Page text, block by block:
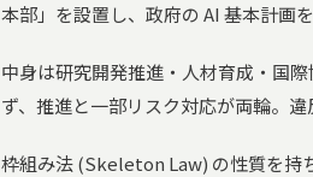
本部」を設置し、政府の AI 基本計画
中身は研究開発推進・人材育成・国
ず、推進と一部リスク対応が両輪。違
枠組み法 (Skeleton Law) の性質を持